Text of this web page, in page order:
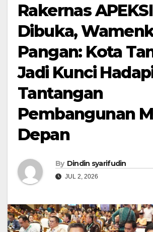
Rakernas
Dibuka,
Pangan: Kota
Jadi Kunci
Tantangan
Pembangunan
Depan
By Dindin syarifudin
JUL 2, 2026